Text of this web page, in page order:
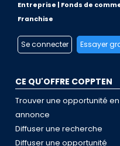
Entreprise | Fonds de
Franchise
Se connecter Essayer
CE QU'OFFRE COPPTEN
Trouver une opportunité en
annonce
Diffuser une recherche
Diffuser une opportunité